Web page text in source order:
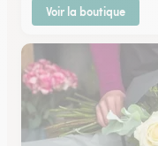
Voir la boutique